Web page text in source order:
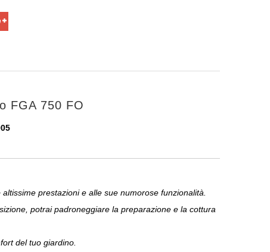
FGA 750 FO
prestazioni e alle sue numorose funzionalità.
potrai padroneggiare la preparazione e la cottura
del tuo giardino.